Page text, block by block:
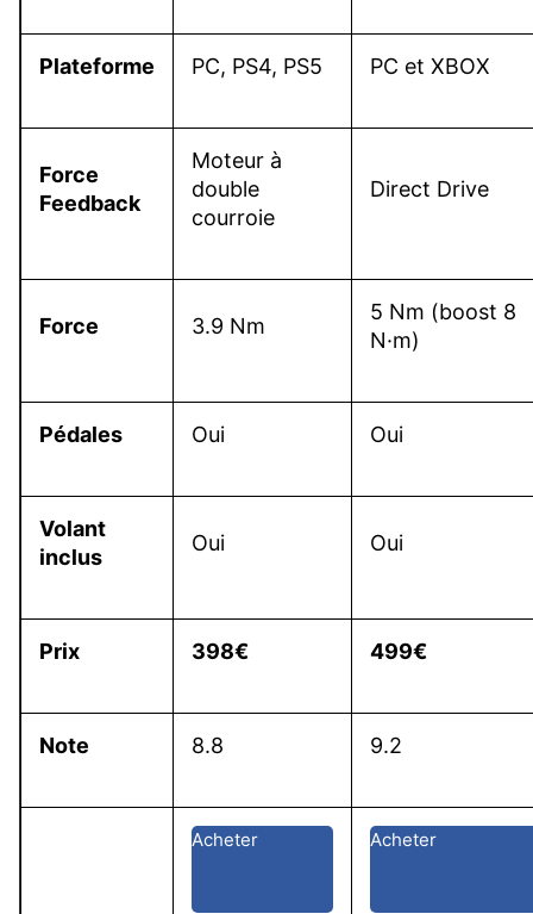
Plateforme PC, PS4, PS5 PC et XBOX
Force
Feedback
Moteur à
double
courroie
Direct Drive
Force 3.9 Nm
5 Nm (boost 8
N·m)
Pédales Oui Oui
Volant
inclus
Oui Oui
Prix 398€ 499€
Note 8.8 9.2
Acheter Acheter